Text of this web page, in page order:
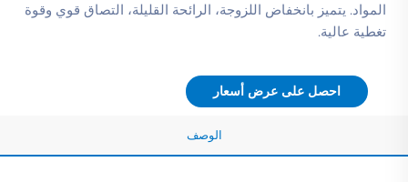
المواد. يتميز بانخفاض اللزوجة، الرائحة القليلة، التصاق قوي وقوة
تغطية عالية.
احصل على عرض أسعار
الوصف